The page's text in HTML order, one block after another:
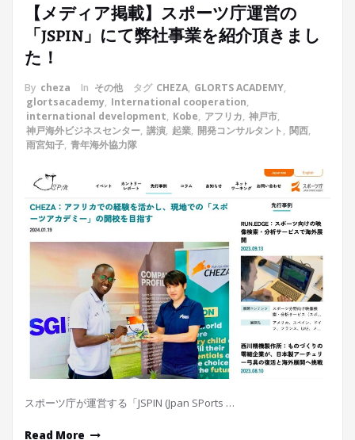
【メディア掲載】スポーツ庁運営の
「JSPIN」にて弊社事業を紹介頂きまし
た！
By cheza In その他 タグ CHEZA, GLORTS ACADEMY,
glortsacademy, International cooperation,
international development, Kobe, アフリカ, 神戸市,
神戸海外ビジネスセンター, 講演, 起業, 開発コンサルタント, 関西,
雨宮知子, 青年海外協力隊
スポーツ庁が運営する「JSPIN (Jpan SPorts …
Read More